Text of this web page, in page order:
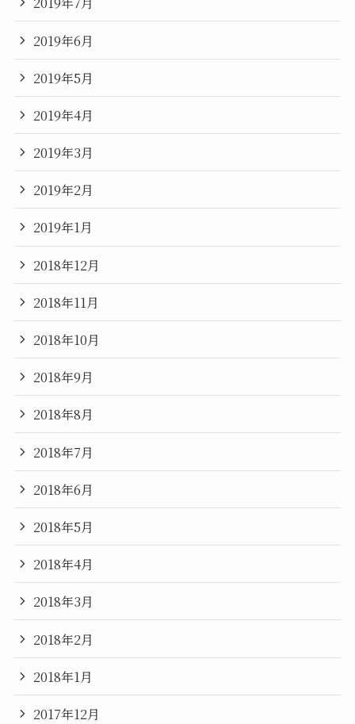
2019年6月
2019年5月
2019年4月
2019年3月
2019年2月
2019年1月
2018年12月
2018年11月
2018年10月
2018年9月
2018年8月
2018年7月
2018年6月
2018年5月
2018年4月
2018年3月
2018年2月
2018年1月
2017年12月